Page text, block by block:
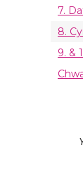
7.
8.
9. &